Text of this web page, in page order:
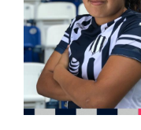
RAYADOS
RAYADAS
FUERZAS BÁSICAS
RESPONSABILIDAD SOCIAL
TAQUILLA